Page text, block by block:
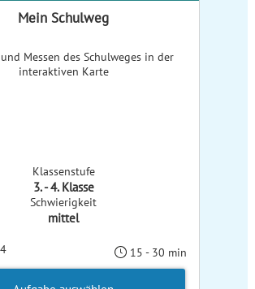
Mein Schulweg
Messen des Schulweges in der
interaktiven Karte
Klassenstufe
3. - 4. Klasse
Schwierigkeit
mittel
15 - 30 min